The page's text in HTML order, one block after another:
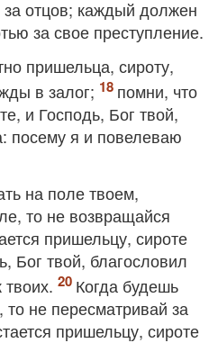
отцов; каждый должен
за свое преступление.
пришельца, сироту,
в залог;
помни, что
и Господь, Бог твой,
посему я и повелеваю
на поле твоем,
то не возвращайся
пришельцу, сироте
Бог твой, благословил
Когда будешь
не пересматривай за
пришельцу, сироте